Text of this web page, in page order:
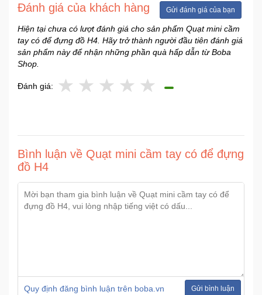
Đánh giá của khách hàng Gửi đánh giá của bạn
Hiện tại chưa có lượt đánh giá cho sản phẩm Quạt mini cầm
tay có để đựng đồ H4. Hãy trở thành người đầu tiên đánh giá
sản phẩm này để nhận những phần quà hấp dẫn từ Boba
Shop.
Đánh giá:
Bình luận về Quạt mini cầm tay có để đựng
đồ H4
Quy định đăng bình luận trên boba.vn Gửi bình luận